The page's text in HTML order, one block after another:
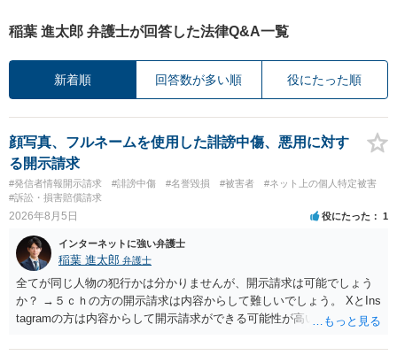
稲葉 進太郎 弁護士が回答した法律Q&A一覧
新着順 回答数が多い順 役にたった順
顔写真、フルネームを使用した誹謗中傷、悪用に対す
る開示請求
#発信者情報開示請求 #誹謗中傷 #名誉毀損 #被害者
#ネット上の個人特定被害
#訴訟・損害賠償請求
2026年8月5日 役にたった 1
インターネットに強い弁護士
稲葉 進太郎 弁護士
全てが同じ人物の犯行かは分かりませんが、開示請求は可能でしょう
か？ →５ｃｈの方の開示請求は内容からして難しいでしょう。 XとIns
tagramの方は内容からして開示請求ができる可能性が高いでしょう。
いでしょう。７月中にアカウントが削除されている場合、今から進め